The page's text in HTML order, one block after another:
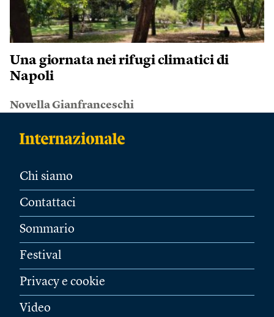
Una giornata nei rifugi climatici di
Napoli
Novella Gianfranceschi
Chi siamo
Contattaci
Sommario
Festival
Privacy e cookie
Video